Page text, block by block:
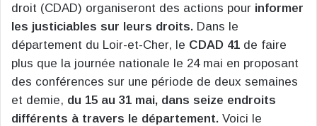
droit (CDAD) organiseront des actions pour informer
les justiciables sur leurs droits. Dans le
département du Loir-et-Cher, le CDAD 41 de faire
plus que la journée nationale le 24 mai en proposant
des conférences sur une période de deux semaines
et demie, du 15 au 31 mai, dans seize endroits
différents à travers le département. Voici le